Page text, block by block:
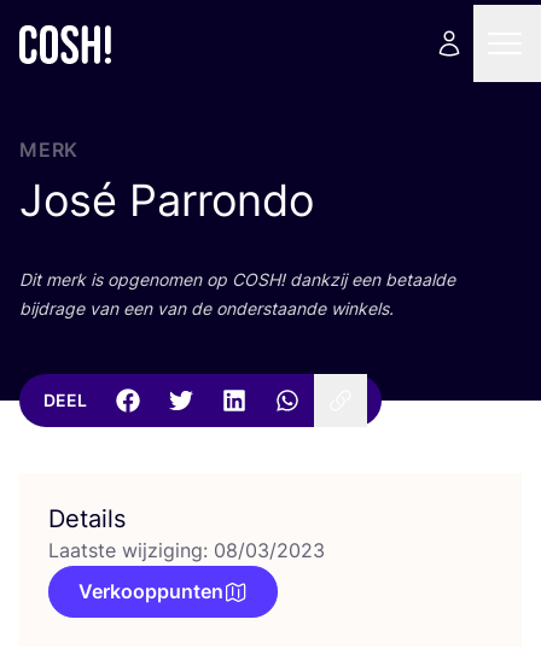
MERK
José Parrondo
Dit merk is opge­no­men op COSH! dank­zij een betaal­de
bij­dra­ge van een van de onder­staan­de winkels.
DEEL
Details
Laatste wijziging: 08/03/2023
Verkooppunten